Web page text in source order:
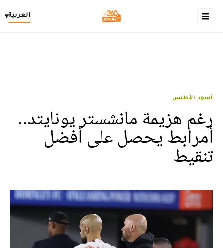
العربية▾
أسود الأطلس
رغم هزيمة مانشستر يونايتد..
أمرابط يحصل على أفضل
تنقيط